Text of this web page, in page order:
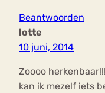
Beantwoorden
lotte
10 juni, 2014
Zoooo
kan ik mezelf iets